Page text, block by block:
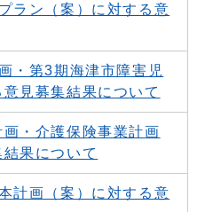
ラン（案）に対する意
・第3期海津市障害児
見募集結果について
・介護保険事業計画
結果について
計画（案）に対する意